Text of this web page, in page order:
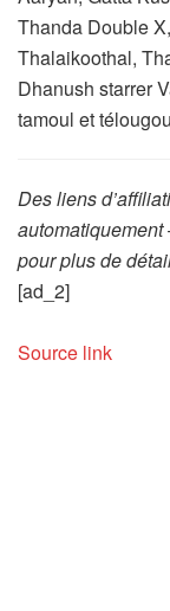
Thanda Double
Thalaikoothal,
Dhanush starrer
tamoul et
Des liens
automatiquement
pour plus de
[ad_2]
Source link